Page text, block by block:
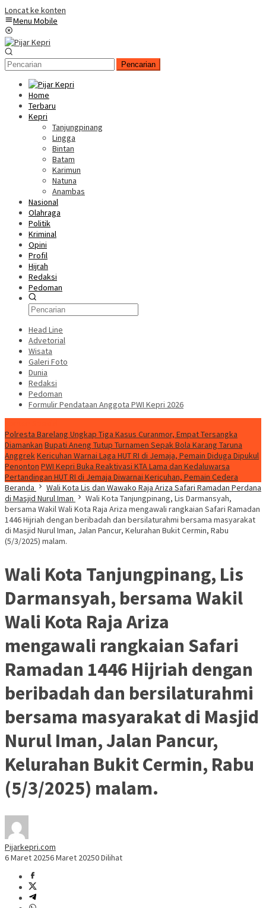
Loncat ke konten
Menu Mobile
Pencarian
Home
Terbaru
Kepri
Tanjungpinang
Lingga
Bintan
Batam
Karimun
Natuna
Anambas
Nasional
Olahraga
Politik
Kriminal
Opini
Profil
Hijrah
Redaksi
Pedoman
Head Line
Advetorial
Wisata
Galeri Foto
Dunia
Redaksi
Pedoman
Formulir Pendataan Anggota PWI Kepri 2026
Polresta Barelang Ungkap Tiga Kasus Curanmor, Empat Tersangka
Diamankan Bupati Aneng Tutup Turnamen Sepak Bola Karang Taruna
AnggrekKericuhan Warnai Laga HUT RI di Jemaja, Pemain Diduga Dipukul
Penonton PWI Kepri Buka Reaktivasi KTA Lama dan Kedaluwarsa
Pertandingan HUT RI di Jemaja Diwarnai Kericuhan, Pemain Cedera
Beranda
Wali Kota Lis dan Wawako Raja Ariza Safari Ramadan Perdana
di Masjid Nurul Iman
Wali Kota Tanjungpinang, Lis Darmansyah,
bersama Wakil Wali Kota Raja Ariza mengawali rangkaian Safari Ramadan
1446 Hijriah dengan beribadah dan bersilaturahmi bersama masyarakat
di Masjid Nurul Iman, Jalan Pancur, Kelurahan Bukit Cermin, Rabu
(5/3/2025) malam.
Wali Kota Tanjungpinang, Lis
Darmansyah, bersama Wakil
Wali Kota Raja Ariza
mengawali rangkaian Safari
Ramadan 1446 Hijriah dengan
beribadah dan bersilaturahmi
bersama masyarakat di Masjid
Nurul Iman, Jalan Pancur,
Kelurahan Bukit Cermin, Rabu
(5/3/2025) malam.
Pijarkepri.com
6 Maret 20256 Maret 20250 Dilihat